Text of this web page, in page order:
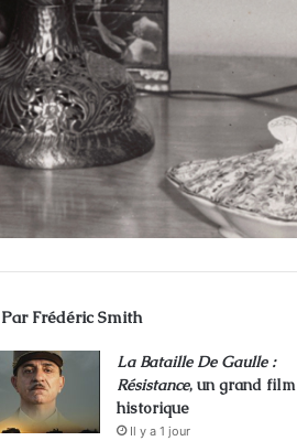
Par Frédéric Smith
La Bataille De Gaulle :
Résistance, un grand film
historique
Il y a 1 jour